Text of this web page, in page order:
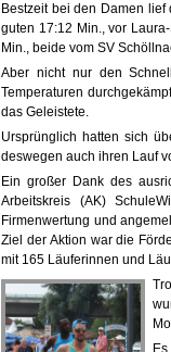
Bestzeit bei den Damen
guten 17:12 Min., vor
Min., beide vom SV
Aber nicht nur den
Temperaturen
das Geleistete.
Ursprünglich hatten sich
deswegen auch ihren Lauf
Ein großer Dank des
Arbeitskreis (AK)
Firmenwertung und
Ziel der Aktion war die
mit 165 Läuferinnen und